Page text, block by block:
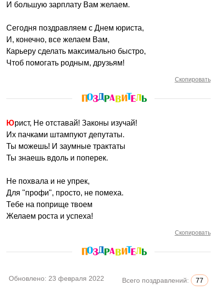
И большую зарплату Вам желаем.
Сегодня поздравляем с Днем юриста,
И, конечно, все желаем Вам,
Карьеру сделать максимально быстро,
Чтоб помогать родным, друзьям!
Скопировать
Юрист, Не отставай! Законы изучай!
Их пачками штампуют депутаты.
Ты можешь! И заумные трактаты
Ты знаешь вдоль и поперек.
Не похвала и не упрек,
Для "профи", просто, не помеха.
Тебе на поприще твоем
Желаем роста и успеха!
Скопировать
Обновлено: 23 февраля 2022 Всего поздравлений: 77